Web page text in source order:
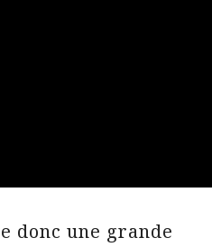
donc une grande